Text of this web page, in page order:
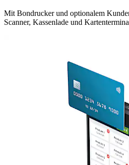
Mit Bondrucker und optionalem
Scanner, Kassenlade und